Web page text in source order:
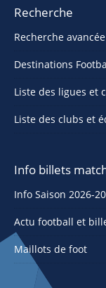
Recherche
Recherche avancée
Destinations
Liste des ligues et
Liste des clubs et
Info billets
Info Saison 2026-
Actu football et
Maillots de foot